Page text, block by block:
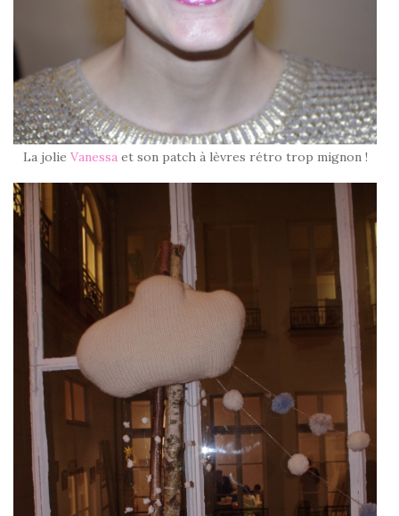
La jolie Vanessaet son patch à lèvres rétro trop mignon !